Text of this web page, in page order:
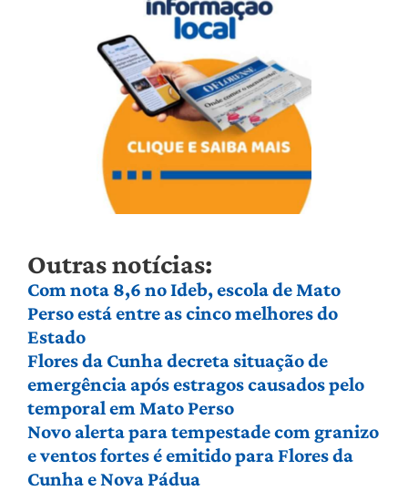
Outras notícias:
Com nota 8,6 no Ideb, escola de Mato
Perso está entre as cinco melhores do
Estado
Flores da Cunha decreta situação de
emergência após estragos causados pelo
temporal em Mato Perso
Novo alerta para tempestade com granizo
e ventos fortes é emitido para Flores da
Cunha e Nova Pádua